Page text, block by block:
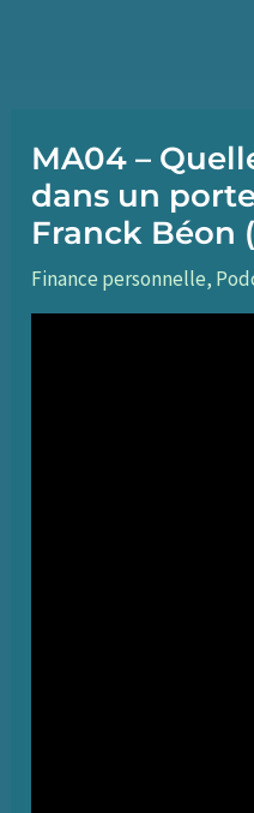
MA04 –
dans un
Franck Béon
Finance personnelle,